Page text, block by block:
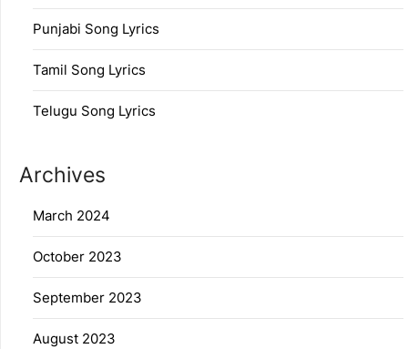
Punjabi Song Lyrics
Tamil Song Lyrics
Telugu Song Lyrics
Archives
March 2024
October 2023
September 2023
August 2023